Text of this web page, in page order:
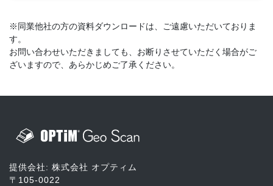
※同業他社の方の資料ダウンロードは、ご遠慮いただいておりま
す。
お問い合わせいただきましても、お断りさせていただく場合がご
ざいますので、あらかじめご了承ください。
提供会社: 株式会社 オプティム
〒105-0022